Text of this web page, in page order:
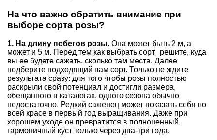
На что важно обратить внимание при
выборе сорта розы?
1. На длину побегов розы. Она может быть 2 м, а
может и 5 м. Перед тем как выбрать сорт, решите, куда
вы ее будете сажать, сколько там места. Далее
подберите подходящий вам сорт. Только не ждите
результата сразу: для того чтобы розы полностью
раскрыли свой потенциал и достигли размера,
обещанного в каталогах, одного сезона обычно
недостаточно. Редкий саженец может показать себя во
всей красе в первый год выращивания. Даже при
хорошем уходе он превратится в полноценный,
гармоничный куст только через два-три года.